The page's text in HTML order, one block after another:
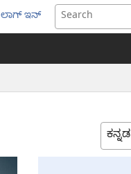
ಲಾಗ್ ಇನ್